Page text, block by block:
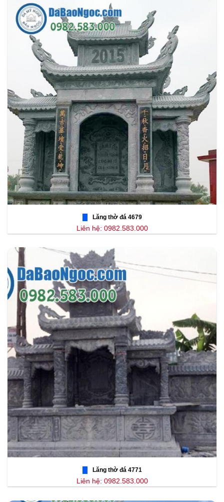
Lăng thờ đá 4679
Liên hệ: 0982.583.000
Lăng thờ đá 4771
Liên hệ: 0982.583.000